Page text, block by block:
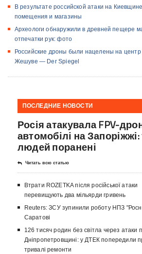
В результате российской атаки на
помещения и магазины
Археологи обнаружили в древней пещере
отпечатки рук: фото
Российские дроны были нацелены на
Жешуве — Der Spiegel
ПОСЛЕДНИЕ НОВОСТИ
Росія атакувала FPV-
автомобілі на
людей поранені
Читать всю статью
Втрати ROZETKA після російської атаки
перевищують два мільярди гривень
Reuters: ЗСУ зупинили роботу НПЗ
Саратові
126 тисяч родин без світла через атаки
Дніпропетровщині: у ДТЕК попередили
тривалі ремонти